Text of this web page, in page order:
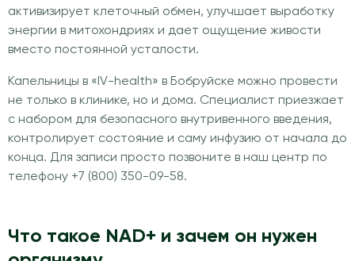
активизирует клеточный обмен, улучшает выработку
энергии в митохондриях и дает ощущение живости
вместо постоянной усталости.
Капельницы в «IV-health» в Бобруйске можно провести
не только в клинике, но и дома. Специалист приезжает
с набором для безопасного внутривенного введения,
контролирует состояние и саму инфузию от начала до
конца. Для записи просто позвоните в наш центр по
телефону +7 (800) 350-09-58.
Что такое NAD+ и зачем он нужен